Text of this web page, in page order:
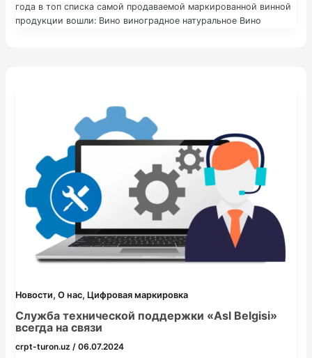
года в топ списка самой продаваемой маркированной винной
продукции вошли: Вино виноградное натуральное Вино
Новости, О нас, Цифровая маркировка
Служба технической поддержки «Asl Belgisi»
всегда на связи
crpt-turon.uz / 06.07.2024